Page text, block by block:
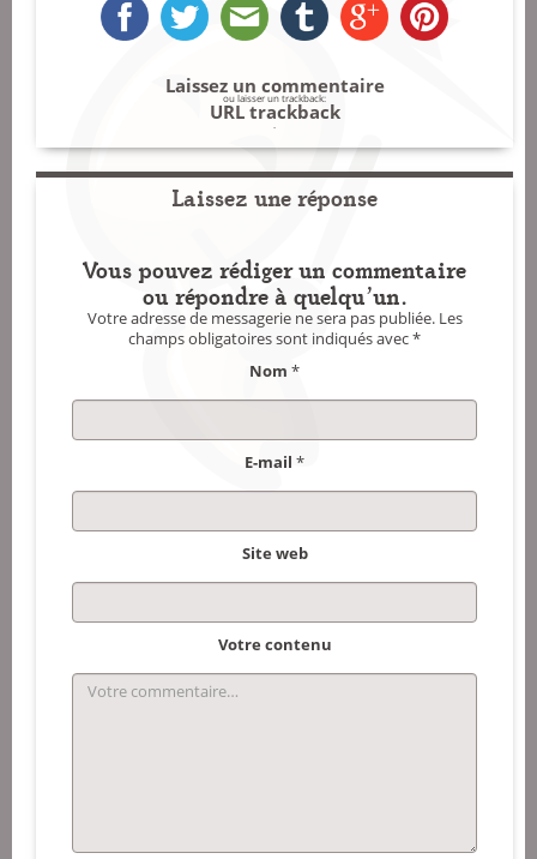
Laissez un commentaire
ou laisser un trackback:
URL trackback
Laissez une réponse
Vous pouvez rédiger un commentaire
ou répondre à quelqu'un.
Votre adresse de messagerie ne sera pas publiée.Les
champs obligatoires sont indiqués avec*
Nom *
E-mail *
Site web
Votre contenu